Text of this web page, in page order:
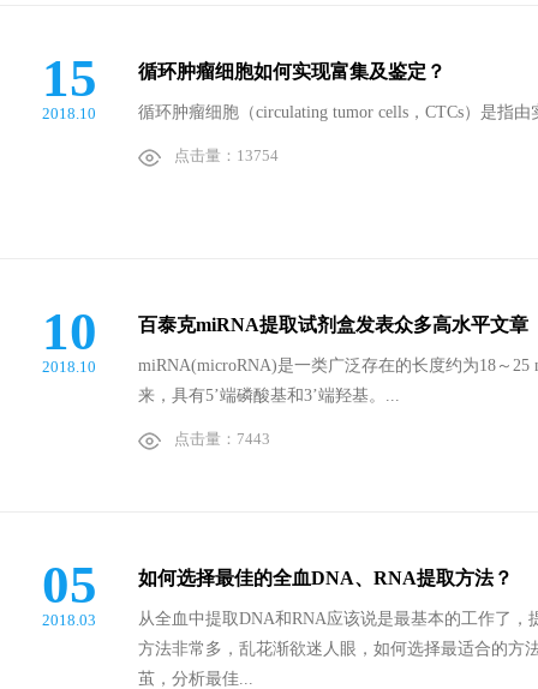
15
2018.10
循环肿瘤细胞如何实现富集及鉴定？
循环肿瘤细胞（circulating tumor cells，CTCs）是指
点击量：13754
10
2018.10
百泰克miRNA提取试剂盒发表众多高水平文章
miRNA(microRNA)是一类广泛存在的长度约为18～
来，具有5’端磷酸基和3’端羟基。...
点击量：7443
05
2018.03
如何选择最佳的全血DNA、RNA提取方法？
从全血中提取DNA和RNA应该说是最基本的工作了
方法非常多，乱花渐欲迷人眼，如何选择最适合的方
茧，分析最佳...